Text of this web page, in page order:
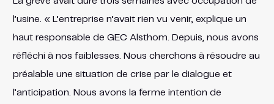
l’usine. « L’entreprise n’avait rien vu venir, explique un
haut responsable de GEC Alsthom. Depuis, nous avons
réfléchi à nos faiblesses. Nous cherchons à résoudre au
préalable une situation de crise par le dialogue et
l’anticipation. Nous avons la ferme intention de